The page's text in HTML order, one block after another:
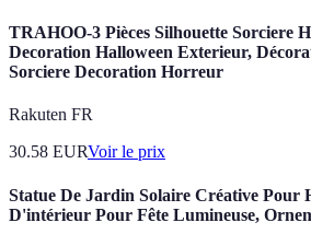
TRAHOO-3 Pièces Silhouette Sorciere
Decoration Halloween Exterieur,
Sorciere Decoration Horreur
Rakuten FR
30.58 EURVoir le prix
Statue De Jardin Solaire Créative Pour
D'intérieur Pour Fête Lumineuse,